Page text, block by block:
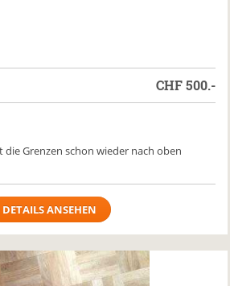
CHF500.-
die Grenzen schon wieder nach oben
DETAILS ANSEHEN